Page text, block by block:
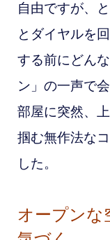
自由ですが、
とダイヤルを
する前にどん
ン」の一声で
部屋に突然、
掴む無作法な
した。
オープンな